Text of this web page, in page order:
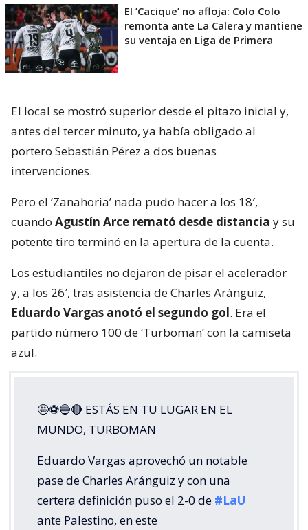
El ’Cacique’ no afloja: Colo Colo
remonta ante La Calera y mantiene
su ventaja en Liga de Primera
El local se mostró superior desde el pitazo inicial y,
antes del tercer minuto, ya había obligado al
portero Sebastián Pérez a dos buenas
intervenciones.
Pero el ‘Zanahoria’ nada pudo hacer a los 18′,
cuando Agustín Arce remató desde distancia y su
potente tiro terminó en la apertura de la cuenta.
Los estudiantiles no dejaron de pisar el acelerador
y, a los 26′, tras asistencia de Charles Aránguiz,
Eduardo Vargas anotó el segundo gol. Era el
partido número 100 de ‘Turboman’ con la camiseta
azul.
🤩⚽🔵🔴 ESTÁS EN TU LUGAR EN EL
MUNDO, TURBOMAN
Eduardo Vargas aprovechó un notable
pase de Charles Aránguiz y con una
certera definición puso el 2-0 de #LaU
ante Palestino, en este